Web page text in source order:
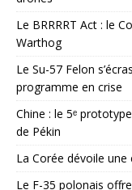
Le BRRRRT Act : le
Warthog
Le Su-57 Felon
programme en crise
Chine : le 5ᵉ
de Pékin
La Corée dévoile
Le F-35 polonais